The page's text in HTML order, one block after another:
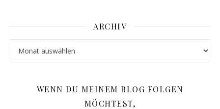
ARCHIV
WENN DU MEINEM BLOG FOLGEN
MÖCHTEST,